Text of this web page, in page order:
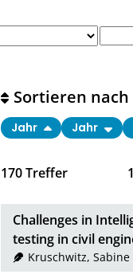
170Treffer
Sortieren nach
Jahr Jahr
Challenges in
testing in civil
Kruschwitz, Sabine